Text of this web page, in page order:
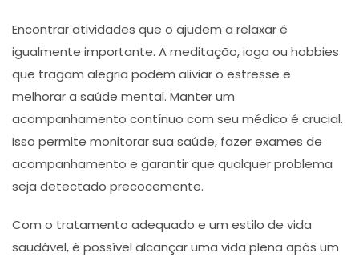
Encontrar atividades que o ajudem a relaxar é
igualmente importante. A meditação, ioga ou hobbies
que tragam alegria podem aliviar o estresse e
melhorar a saúde mental. Manter um
acompanhamento contínuo com seu médico é crucial.
Isso permite monitorar sua saúde, fazer exames de
acompanhamento e garantir que qualquer problema
seja detectado precocemente.
Com o tratamento adequado e um estilo de vida
saudável, é possível alcançar uma vida plena após um